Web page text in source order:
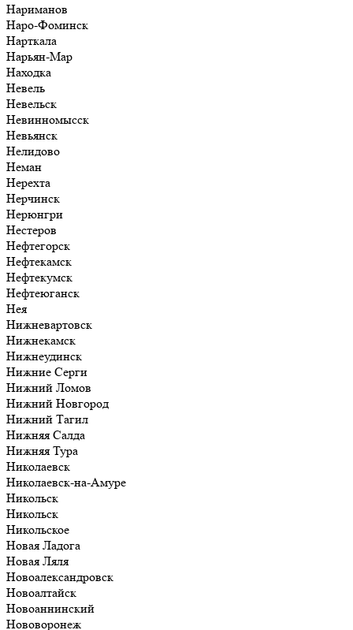
Нариманов
Наро-Фоминск
Нарткала
Нарьян-Мар
Находка
Невель
Невельск
Невинномысск
Невьянск
Нелидово
Неман
Нерехта
Нерчинск
Нерюнгри
Нестеров
Нефтегорск
Нефтекамск
Нефтекумск
Нефтеюганск
Нея
Нижневартовск
Нижнекамск
Нижнеудинск
Нижние Серги
Нижний Ломов
Нижний Новгород
Нижний Тагил
Нижняя Салда
Нижняя Тура
Николаевск
Николаевск-на-Амуре
Никольск
Никольск
Никольское
Новая Ладога
Новая Ляля
Новоалександровск
Новоалтайск
Новоаннинский
Нововоронеж